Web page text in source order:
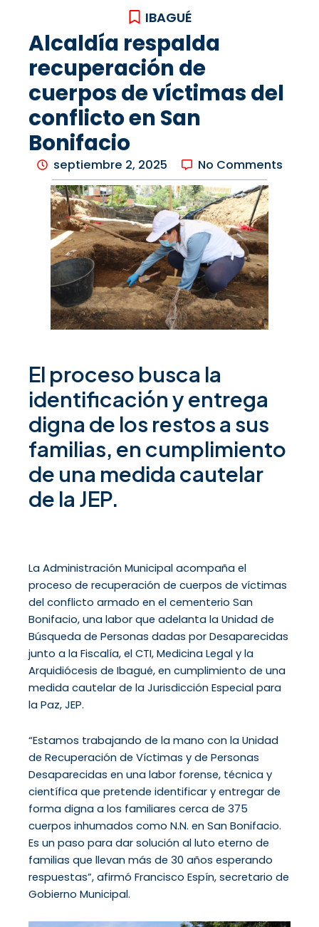
IBAGUÉ
Alcaldía respalda
recuperación de
cuerpos de víctimas del
conflicto en San
Bonifacio
septiembre 2, 2025 No Comments
El proceso busca la
identificación y entrega
digna de los restos a sus
familias, en cumplimiento
de una medida cautelar
de la JEP.
La Administración Municipal acompaña el
proceso de recuperación de cuerpos de víctimas
del conflicto armado en el cementerio San
Bonifacio, una labor que adelanta la Unidad de
Búsqueda de Personas dadas por Desaparecidas
junto a la Fiscalía, el CTI, Medicina Legal y la
Arquidiócesis de Ibagué, en cumplimiento de una
medida cautelar de la Jurisdicción Especial para
la Paz, JEP.
“Estamos trabajando de la mano con la Unidad
de Recuperación de Víctimas y de Personas
Desaparecidas en una labor forense, técnica y
científica que pretende identificar y entregar de
forma digna a los familiares cerca de 375
cuerpos inhumados como N.N. en San Bonifacio.
Es un paso para dar solución al luto eterno de
familias que llevan más de 30 años esperando
respuestas”, afirmó Francisco Espín, secretario de
Gobierno Municipal.